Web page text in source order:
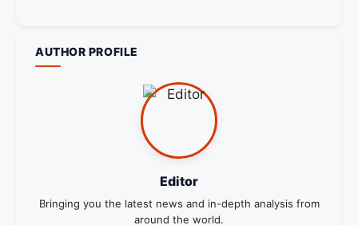
AUTHOR PROFILE
Editor
Bringing you the latest news and in-depth analysis from
around the world.